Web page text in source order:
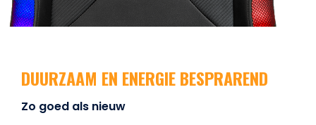
DUURZAAM EN ENERGIE BESPRAREND
Zo goed als nieuw